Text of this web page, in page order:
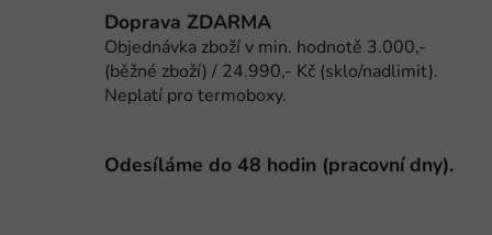
ý
p
i
s
Doprava ZDARMA
Objednávka zboží v min. hodnotě 3.000,-
(běžné zboží) / 24.990,- Kč (sklo/nadlimit).
Neplatí pro termoboxy.
Odesíláme do 48 hodin (pracovní dny).